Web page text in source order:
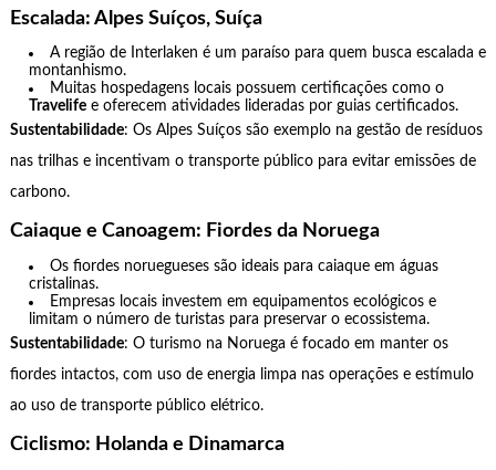
Escalada: Alpes Suíços, Suíça
A região de Interlaken é um paraíso para quem busca escalada e
montanhismo.
Muitas hospedagens locais possuem certificações como o
Travelife e oferecem atividades lideradas por guias certificados.
Sustentabilidade: Os Alpes Suíços são exemplo na gestão de resíduos
nas trilhas e incentivam o transporte público para evitar emissões de
carbono.
Caiaque e Canoagem: Fiordes da Noruega
Os fiordes noruegueses são ideais para caiaque em águas
cristalinas.
Empresas locais investem em equipamentos ecológicos e
limitam o número de turistas para preservar o ecossistema.
Sustentabilidade: O turismo na Noruega é focado em manter os
fiordes intactos, com uso de energia limpa nas operações e estímulo
ao uso de transporte público elétrico.
Ciclismo: Holanda e Dinamarca